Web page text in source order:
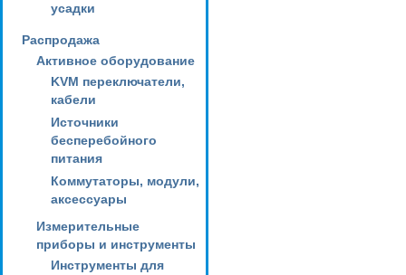
усадки
Распродажа
Активное оборудование
KVM переключатели,
кабели
Источники
бесперебойного
питания
Коммутаторы, модули,
аксессуары
Измерительные
приборы и инструменты
Инструменты для